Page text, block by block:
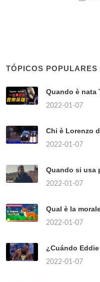
TÓPICOS POPULARES
Quando è nata
2022-01-07
Chi è Lorenzo
2022-01-07
Quando si usa
2022-01-07
Qual è la
2022-01-07
¿Cuándo
2022-01-07